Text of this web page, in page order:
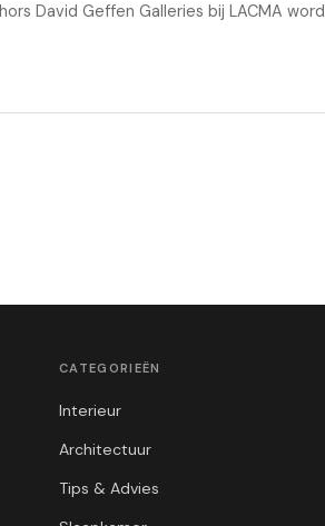
David Geffen Galleries bij LACMA
CATEGORIEËN
Interieur
Architectuur
Tips & Advies